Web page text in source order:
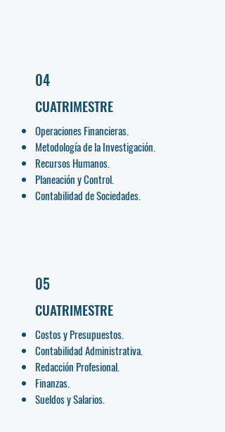
04
CUATRIMESTRE
Operaciones Financieras.
Metodología de la Investigación.
Recursos Humanos.
Planeación y Control.
Contabilidad de Sociedades.
05
CUATRIMESTRE
Costos y Presupuestos.
Contabilidad Administrativa.
Redacción Profesional.
Finanzas.
Sueldos y Salarios.